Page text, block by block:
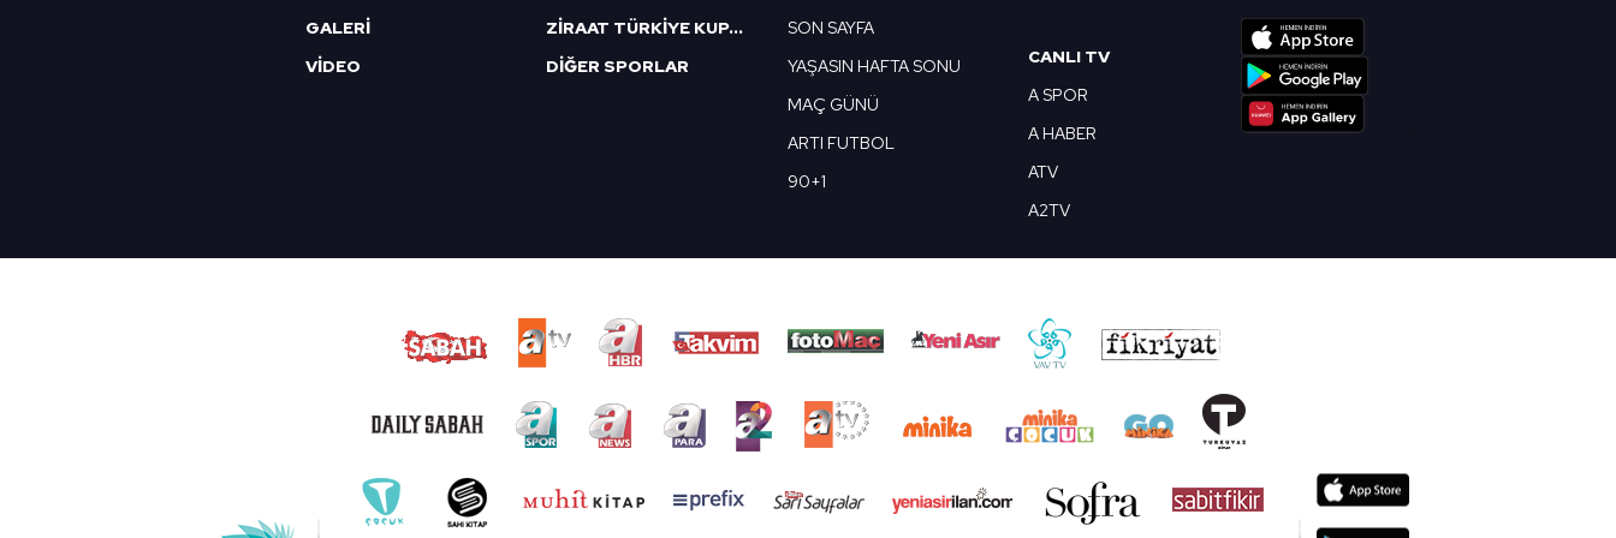
GALERİ
VİDEO
ZİRAAT TÜRKİYE KUPASI
DİĞER SPORLAR
SON SAYFA
YAŞASIN HAFTA SONU
MAÇ GÜNÜ
ARTI FUTBOL
90+1
CANLI TV
A SPOR
A HABER
ATV
A2TV